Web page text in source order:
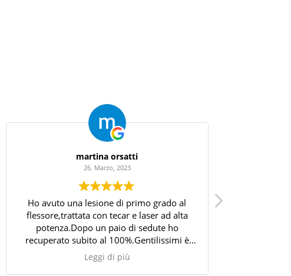
martina orsatti
26. Marzo, 2023
Ho avuto una lesione di primo grado al
flessore,trattata con tecar e laser ad alta
potenza.Dopo un paio di sedute ho
recuperato subito al 100%.Gentilissimi è
sempre a disposizione
Leggi di più